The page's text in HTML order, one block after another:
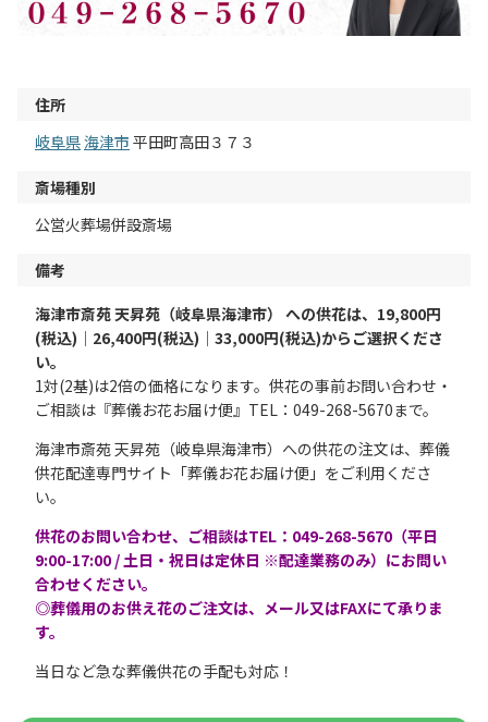
住所
岐阜県海津市 平田町高田３７３
斎場種別
公営火葬場併設斎場
備考
海津市斎苑 天昇苑（岐阜県海津市） への供花は、19,800円
(税込)│26,400円(税込)│33,000円(税込)からご選択くださ
い。
1対(2基)は2倍の価格になります。供花の事前お問い合わせ・
ご相談は『葬儀お花お届け便』TEL：049-268-5670まで。
海津市斎苑 天昇苑（岐阜県海津市）への供花の注文は、葬儀
供花配達専門サイト「葬儀お花お届け便」をご利用くださ
い。
供花のお問い合わせ、ご相談はTEL：049-268-5670（平日
9:00-17:00 / 土日・祝日は定休日 ※配達業務のみ）にお問い
合わせください。
◎葬儀用のお供え花のご注文は、メール又はFAXにて承りま
す。
当日など急な葬儀供花の手配も対応！